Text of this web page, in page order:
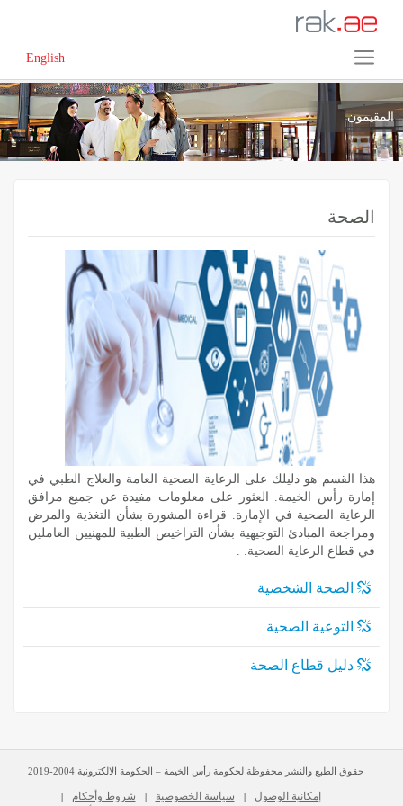
English
المقيمون
الصحة
هذا القسم هو دليلك على الرعاية الصحية العامة والعلاج الطبي في
إمارة رأس الخيمة. العثور على معلومات مفيدة عن جميع مرافق
الرعاية الصحية في الإمارة. قراءة المشورة بشأن التغذية والمرض
ومراجعة المبادئ التوجيهية بشأن التراخيص الطبية للمهنيين العاملين
في قطاع الرعاية الصحية. .
الصحة الشخصية
التوعية الصحية
دليل قطاع الصحة
حقوق الطبع والنشر محفوظة لحكومة رأس الخيمة – الحكومة الالكترونية 2004-2019
إمكانية الوصول | سياسة الخصوصية | شروط وأحكام |